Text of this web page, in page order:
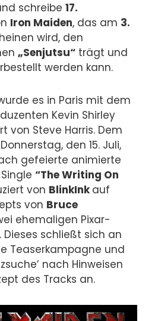
schreibe 17.
Iron Maiden, das am 3.
wird, den
„Senjutsu“ trägt und
werden kann.
es in Paris mit dem
Kevin Shirley
von Steve Harris. Dem
den 15. Juli,
gefeierte animierte
“The Writing On
von BlinkInkauf
von Bruce
ehemaligen Pixar-
Dieses schließt sich an
Teaserkampagne und
nach Hinweisen
des Tracks an.